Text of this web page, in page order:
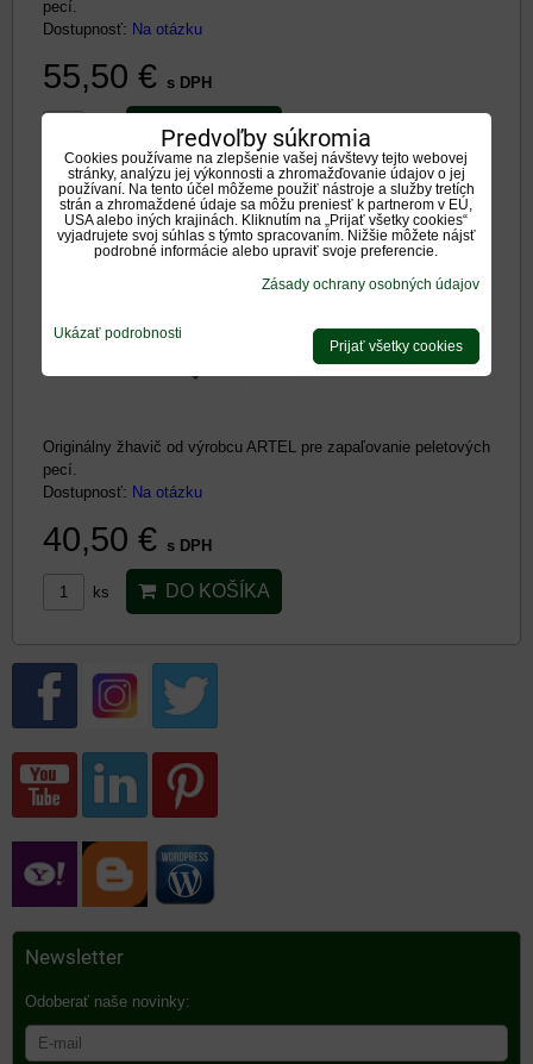
pecí.
Dostupnosť: Na otázku
55,50 € s DPH
DO KOŠÍKA
ARTEL žhavič 330 W kód 4790027
SKLADOM
Originálny žhavič od výrobcu ARTEL pre zapaľovanie peletových
pecí.
Dostupnosť: Na otázku
40,50 € s DPH
ks DO KOŠÍKA
Newsletter
Odoberať naše novinky:
Predvoľby súkromia
Cookies používame na zlepšenie vašej návštevy tejto webovej
stránky, analýzu jej výkonnosti a zhromažďovanie údajov o jej
používaní. Na tento účel môžeme použiť nástroje a služby tretích
strán a zhromaždené údaje sa môžu preniesť k partnerom v EÚ,
USA alebo iných krajinách. Kliknutím na „Prijať všetky cookies“
vyjadrujete svoj súhlas s týmto spracovaním. Nižšie môžete nájsť
podrobné informácie alebo upraviť svoje preferencie.
Zásady ochrany osobných údajov
Ukázať podrobnosti
Prijať všetky cookies